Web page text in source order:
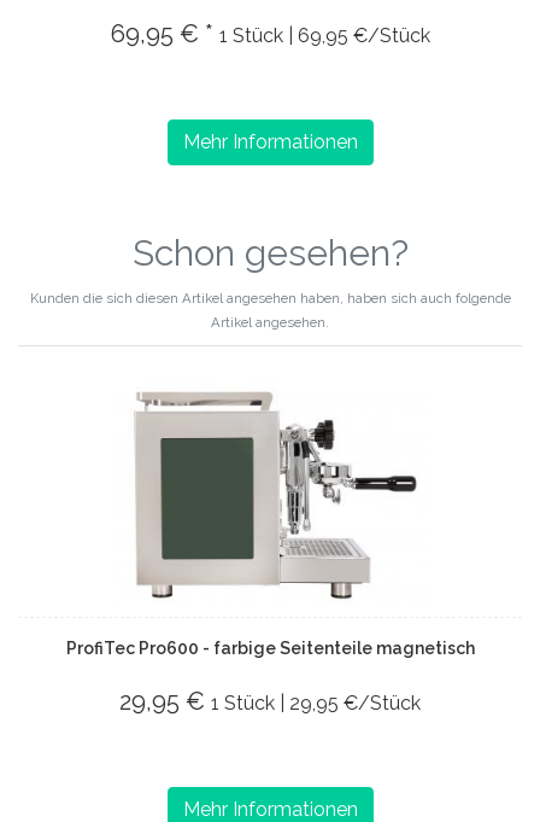
69,95 € * 1 Stück | 69,95 €/Stück
Mehr Informationen
Schon gesehen?
Kunden die sich diesen Artikel angesehen haben, haben sich auch folgende
Artikel angesehen.
ProfiTec Pro600 - farbige Seitenteile magnetisch
29,95 € 1 Stück | 29,95 €/Stück
Mehr Informationen